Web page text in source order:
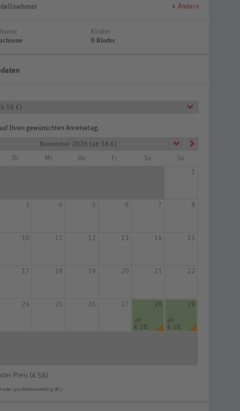
Ändern
Kinder
0 Kinder
58 €)
Ihren gewünschten Anreisetag.
November 2026 (ab 58 €)
Di Mi Do Fr Sa
So
1
3 4 5 6 7 8
10 11 12 13 14 15
17 18 19 20 21 22
24 25 26 27 28
ab
€ 58
29
ab
€ 58
Preis (€ 58)
oder pro Wohneinheit (p.W.).